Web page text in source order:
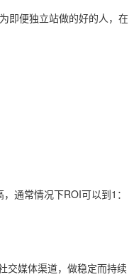
即便独立站做的好的人，在
通常情况下ROI可以到1：
交媒体渠道，做稳定而持续